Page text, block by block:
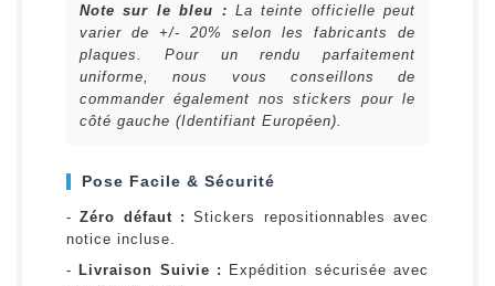
Note sur le bleu : La teinte officielle peut
varier de +/- 20% selon les fabricants de
plaques. Pour un rendu parfaitement
uniforme, nous vous conseillons de
commander également nos stickers pour le
côté gauche (Identifiant Européen).
Pose Facile & Sécurité
-Zéro défaut : Stickers repositionnables avec
notice incluse.
- Livraison Suivie :
Expédition sécurisée avec